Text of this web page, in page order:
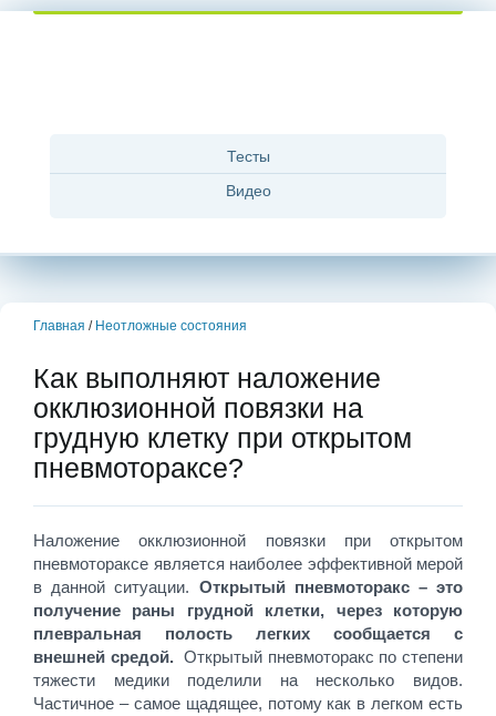
Тесты
Видео
Главная / Неотложные состояния
Как выполняют наложение
окклюзионной повязки на
грудную клетку при открытом
пневмотораксе?
Наложение окклюзионной повязки при открытом
пневмотораксе является наиболее эффективной мерой
в данной ситуации. Открытый пневмоторакс – это
получение раны грудной клетки, через которую
плевральная полость легких сообщается с
внешней средой. Открытый пневмоторакс по степени
тяжести медики поделили на несколько видов.
Частичное – самое щадящее, потому как в легком есть